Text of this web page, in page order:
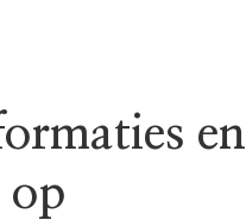
en
op